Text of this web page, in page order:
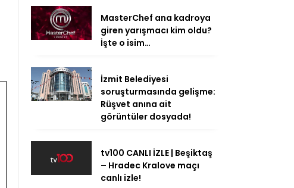
MasterChef ana kadroya
giren yarışmacı kim oldu?
İşte o isim…
İzmit Belediyesi
soruşturmasında gelişme:
Rüşvet anına ait
görüntüler dosyada!
tv100 CANLI İZLE | Beşiktaş
– Hradec Kralove maçı
canlı izle!